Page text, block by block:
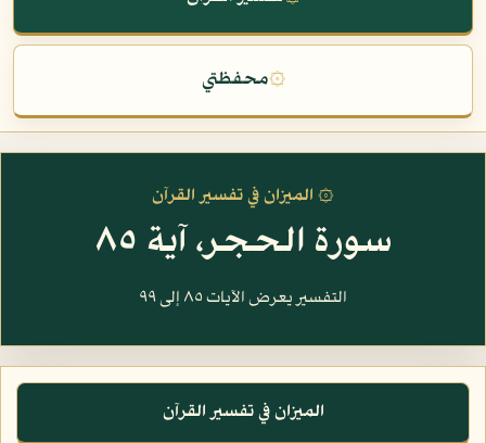
۞محفظتي
۞ الميزان في تفسير القرآن
سورة الحجر، آية ٨٥
التفسير يعرض الآيات ٨٥ إلى ٩٩
الميزان في تفسير القرآن